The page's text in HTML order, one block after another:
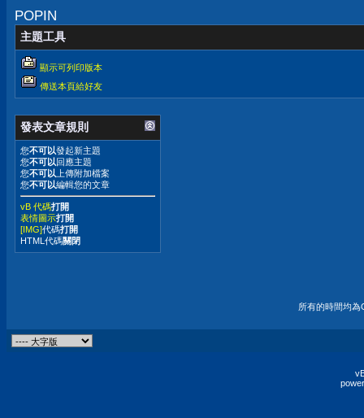
POPIN
主題工具
顯示可列印版本
傳送本頁給好友
發表文章規則
您不可以發起新主題
您不可以回應主題
您不可以 上傳附加檔案
您不可以編輯您的文章
vB 代碼打開
表情圖示打開
[IMG]代碼打開
HTML代碼關閉
所有的時間均為